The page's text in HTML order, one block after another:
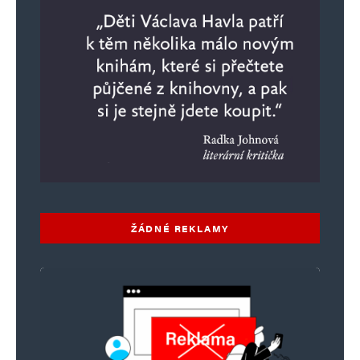
Vaše e-mailová adresa nebude zveřejněna. Vyžadované informace jsou
Jméno
Webová stránka
ŽÁDNÉ REKLAMY